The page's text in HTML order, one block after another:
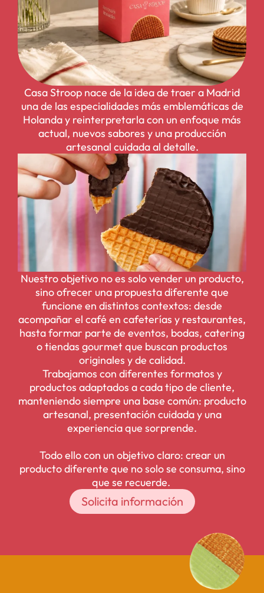
Casa Stroop nace de la idea de traer a Madrid
una de las especialidades más emblemáticas de
Holanda y reinterpretarla con un enfoque más
actual, nuevos sabores y una producción
artesanal cuidada al detalle.
Nuestro objetivo no es solo vender un producto,
sino ofrecer una propuesta diferente que
funcione en distintos contextos: desde
acompañar el café en cafeterías y restaurantes,
hasta formar parte de eventos, bodas, catering
o tiendas gourmet que buscan productos
originales y de calidad.
Trabajamos con diferentes formatos y
productos adaptados a cada tipo de cliente,
manteniendo siempre una base común: producto
artesanal, presentación cuidada y una
experiencia que sorprende.
Todo ello con un objetivo claro: crear un
producto diferente que no solo se consuma, sino
que se recuerde.
Solicita información